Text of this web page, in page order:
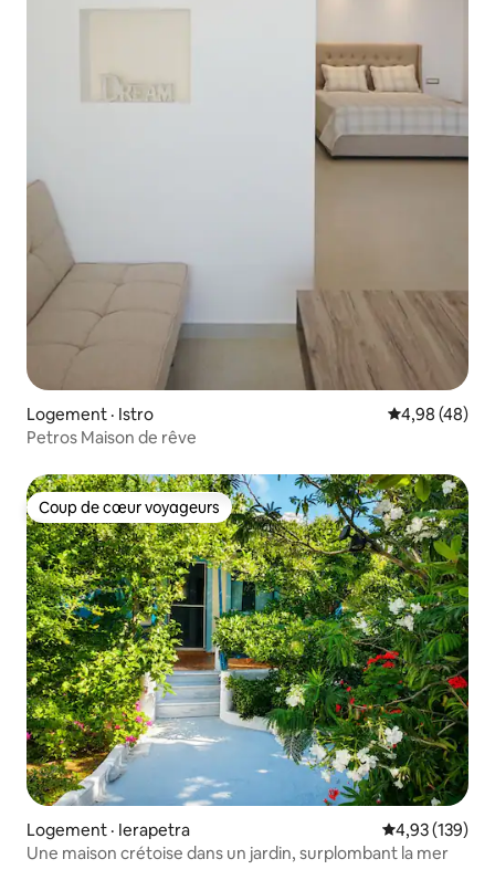
Logement · Istro Note
4,98 (48)
Petros Maison de rêve
Coup de cœur voyageurs
Coup de cœur voyageurs
Logement · Ierapetra Note
4,93 (139)
Une maison crétoise dans un jardin, surplombant la mer